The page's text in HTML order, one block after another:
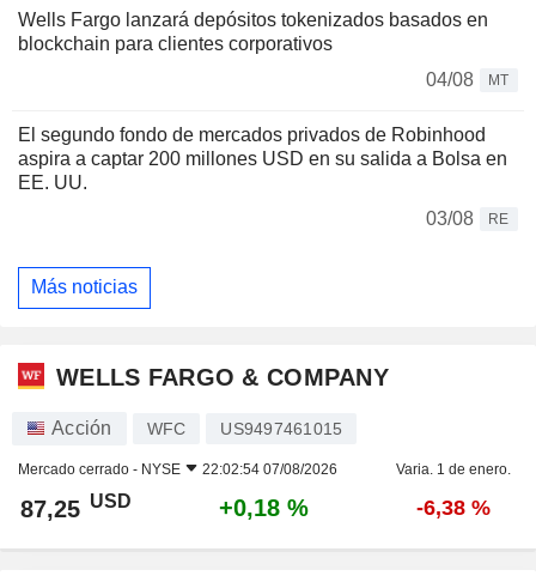
Wells Fargo lanzará depósitos tokenizados basados en
blockchain para clientes corporativos
04/08
MT
El segundo fondo de mercados privados de Robinhood
aspira a captar 200 millones USD en su salida a Bolsa en
EE. UU.
03/08
RE
Más noticias
WELLS FARGO & COMPANY
Acción WFC US9497461015
Mercado cerrado - NYSE 22:02:54 07/08/2026 Varia. 1 de enero.
87,25 USD +0,18 % -6,38 %